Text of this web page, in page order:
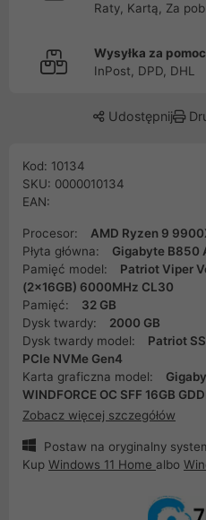
Raty, Kartą, Za
Wysyłka za
InPost, DPD, DHL
Udostępnij
Kod: 10134
SKU: 0000010134
EAN:
Procesor:
AMD Ryzen 9
Płyta główna:
Gigabyte B850
Pamięć model:
Patriot Viper
(2x16GB) 6000MHz CL30
Pamięć:
32 GB
Dysk twardy:
2000 GB
Dysk twardy model:
Patriot
PCIe NVMe Gen4
Karta graficzna model:
WINDFORCE OC SFF 16GB
Zobacz więcej szczegółów
Postaw na oryginalny
Kup Windows 11 Home albo